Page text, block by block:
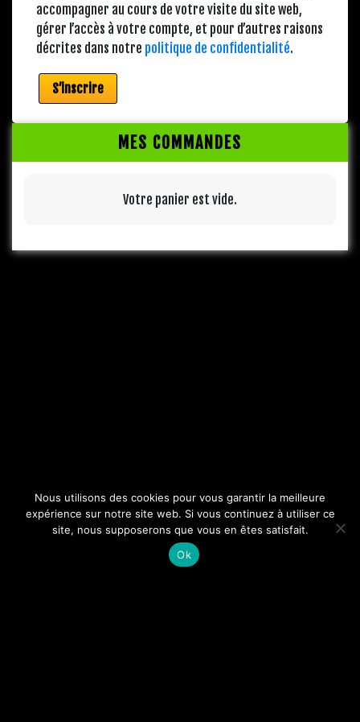
0 articles dans le panier
accompagner au cours de votre visite du site web,
gérer l’accès à votre compte, et pour d’autres raisons
décrites dans notre politique de confidentialité.
S’inscrire
MES COMMANDES
Votre panier est vide.
Nous utilisons des cookies pour vous garantir la meilleure
expérience sur notre site web. Si vous continuez à utiliser ce
site, nous supposerons que vous en êtes satisfait.
Ok